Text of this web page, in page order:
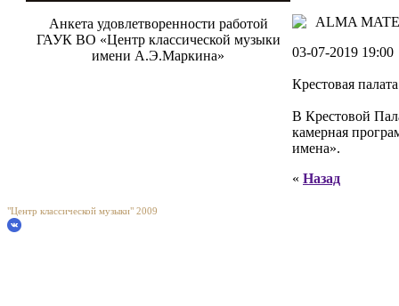
Анкета удовлетворенности работой
ГАУК ВО «Центр классической музыки
имени А.Э.Маркина»
ALMA
03-07-2019 19:00
Крестовая
В Крестовой
камерная
имена».
« Назад
"Центр классической музыки" 2009